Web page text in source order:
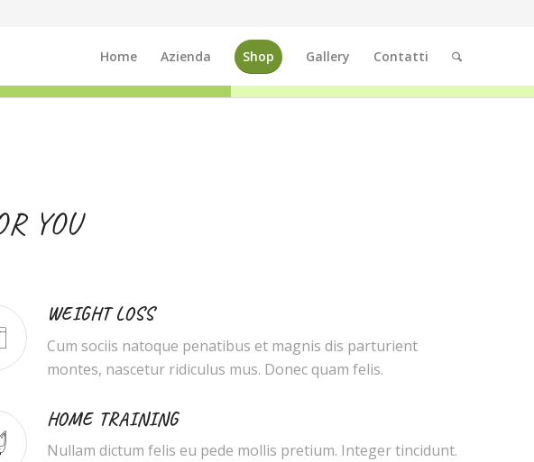
Home Azienda Shop Gallery Contatti
YOU
WEIGHT LOSS
Cum sociis natoque penatibus et magnis dis parturient
montes, nascetur ridiculus mus. Donec quam felis.
HOME TRAINING
Nullam dictum felis eu pede mollis pretium. Integer tincidunt.